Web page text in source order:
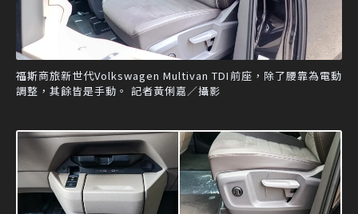
福斯商旅新世代Volkswagen Multivan TDI前座，除了腰靠為電動
調整，其餘皆是手動。 記者黃俐嘉／攝影